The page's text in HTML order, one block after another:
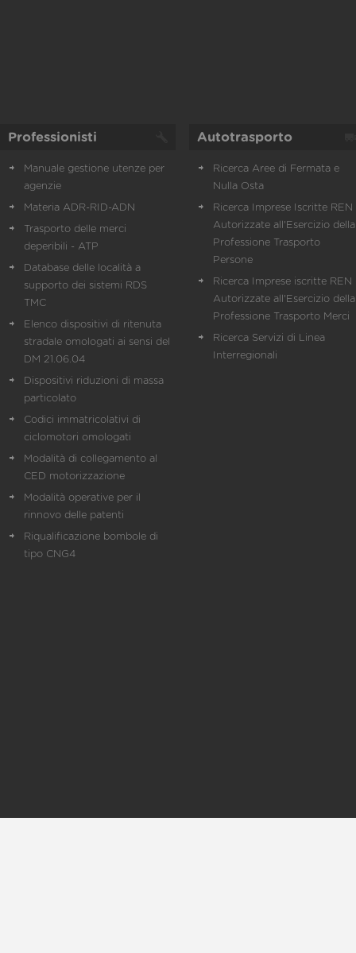
Professionisti
Manuale gestione utenze per
agenzie
Materia ADR-RID-ADN
Trasporto delle merci
deperibili - ATP
Database delle località a
supporto dei sistemi RDS
TMC
Elenco dispositivi di ritenuta
stradale omologati ai sensi del
DM 21.06.04
Dispositivi riduzioni di massa
particolato
Codici immatricolativi di
ciclomotori omologati
Modalità di collegamento al
CED motorizzazione
Modalità operative per il
rinnovo delle patenti
Riqualificazione bombole di
tipo CNG4
Autotrasporto
Ricerca Aree di Fermata e
Nulla Osta
Ricerca Imprese Iscritte REN
Autorizzate all'Esercizio della
Professione Trasporto
Persone
Ricerca Imprese iscritte REN
Autorizzate all'Esercizio della
Professione Trasporto Merci
Ricerca Servizi di Linea
Interregionali